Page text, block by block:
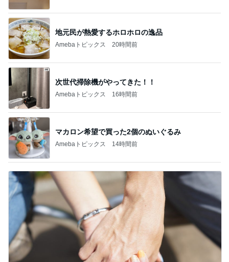
地元民が熱愛するホロホロの逸品
Amebaトピックス 20時間前
次世代掃除機がやってきた！！
Amebaトピックス 16時間前
マカロン希望で買った2個のぬいぐるみ
Amebaトピックス 14時間前